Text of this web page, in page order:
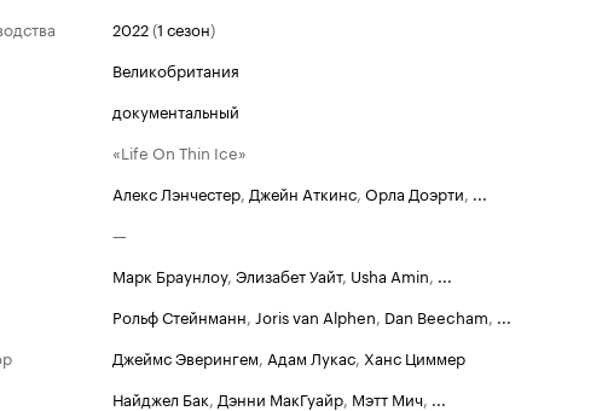
2022(1 сезон)
Великобритания
документальный
«Life On Thin Ice»
Алекс Лэнчестер, Джейн Аткинс, Орла Доэрти, ...
—
Марк Браунлоу, Элизабет Уайт, Usha Amin, ...
Рольф Стейнманн, Joris van Alphen, Dan Beecham, ...
Джеймс Эверингем, Адам Лукас, Ханс Циммер
Найджел Бак, Дэнни МакГуайр, Мэтт Мич, ...